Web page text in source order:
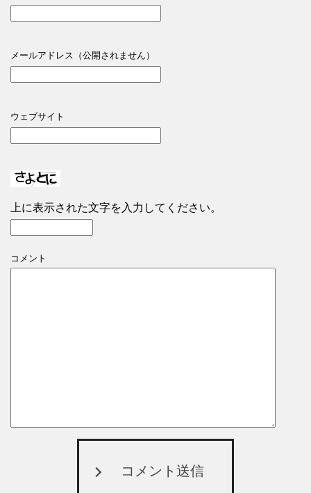
メールアドレス（公開されません）
ウェブサイト
上に表示された文字を入力してください。
コメント
コメント送信